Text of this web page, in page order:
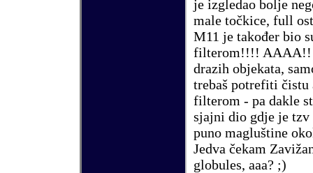
je izgledao bolje
male točkice, full
M11 je također bio
filterom!!!! AAAA!!!
drazih objekata,
trebaš potrefiti čistu
filterom - pa dakle
sjajni dio gdje je
puno magluštine
Jedva čekam Zaviž
globules, aaa? ;)